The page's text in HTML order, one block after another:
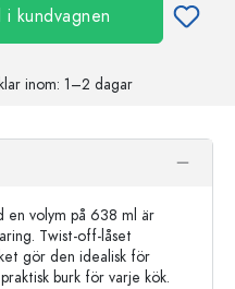
kundvagnen
inom: 1–2 dagar
en volym på 638 ml är
Twist-off-låset
gör den idealisk för
burk för varje kök.